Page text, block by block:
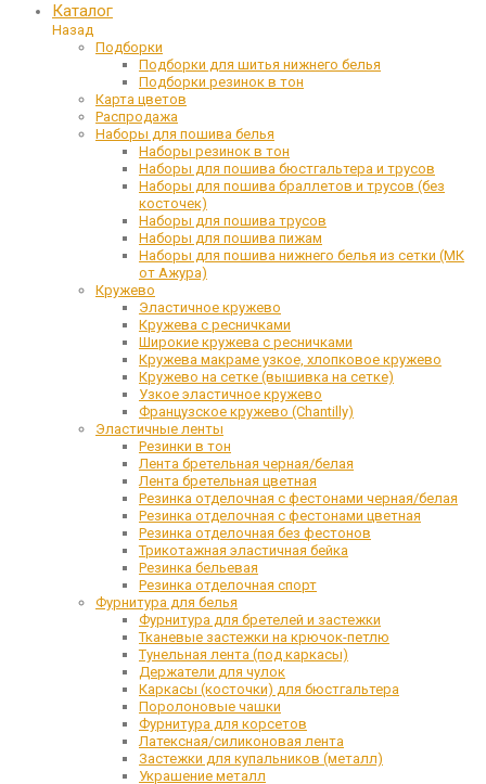
Каталог
Назад
Подборки
Подборки для шитья нижнего белья
Подборки резинок в тон
Карта цветов
Распродажа
Наборы для пошива белья
Наборы резинок в тон
Наборы для пошива бюстгальтера и трусов
Наборы для пошива браллетов и трусов (без
косточек)
Наборы для пошива трусов
Наборы для пошива пижам
Наборы для пошива нижнего белья из сетки (МК
от Ажура)
Кружево
Эластичное кружево
Кружева с ресничками
Широкие кружева с ресничками
Кружева макраме узкое, хлопковое кружево
Кружево на сетке (вышивка на сетке)
Узкое эластичное кружево
Французское кружево (Chantilly)
Эластичные ленты
Резинки в тон
Лента бретельная черная/белая
Лента бретельная цветная
Резинка отделочная с фестонами черная/белая
Резинка отделочная с фестонами цветная
Резинка отделочная без фестонов
Трикотажная эластичная бейка
Резинка бельевая
Резинка отделочная спорт
Фурнитура для белья
Фурнитура для бретелей и застежки
Тканевые застежки на крючок-петлю
Тунельная лента (под каркасы)
Держатели для чулок
Каркасы (косточки) для бюстгальтера
Поролоновые чашки
Фурнитура для корсетов
Латексная/силиконовая лента
Застежки для купальников (металл)
Украшение металл